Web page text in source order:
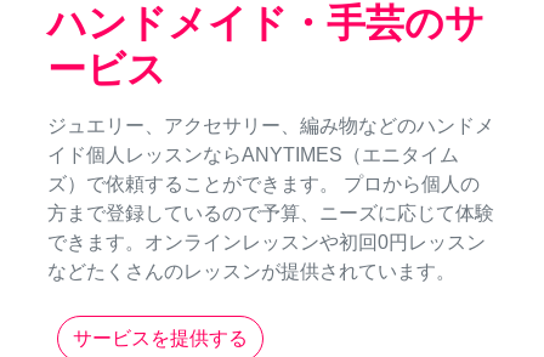
ハンドメイド・手芸のサ
ービス
ジュエリー、アクセサリー、編み物などのハンドメ
イド個人レッスンならANYTIMES（エニタイム
ズ）で依頼することができます。 プロから個人の
方まで登録しているので予算、ニーズに応じて体験
できます。オンラインレッスンや初回0円レッスン
などたくさんのレッスンが提供されています。
サービスを提供する